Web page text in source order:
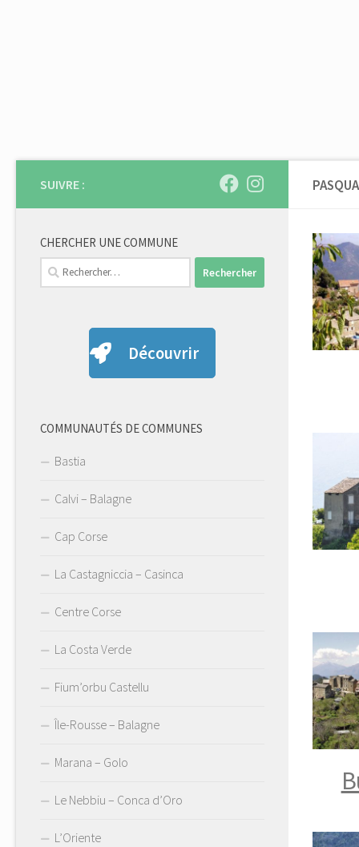
SUIVRE :
CHERCHER UNE COMMUNE
Rechercher :
Découvrir
COMMUNAUTÉS DE COMMUNES
Bastia
Calvi – Balagne
Cap Corse
La Castagniccia – Casinca
Centre Corse
La Costa Verde
Fium’orbu Castellu
Île-Rousse – Balagne
Marana – Golo
Le Nebbiu – Conca d’Oro
L’Oriente